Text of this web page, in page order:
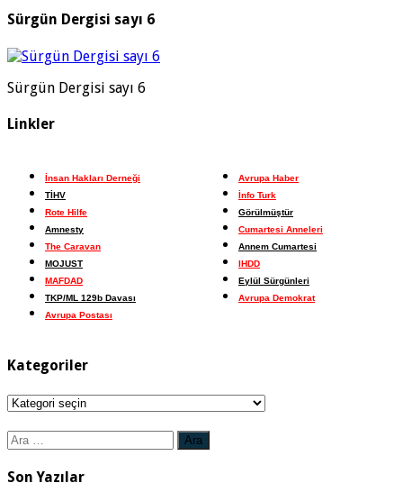
Sürgün Dergisi sayı 6
Sürgün Dergisi sayı 6
Linkler
İnsan Hakları Derneği
TİHV
Rote Hilfe
Amnesty
The Caravan
MOJUST
MAFDAD
TKP/ML 129b Davası
Avrupa Postası
Avrupa Haber
İnfo Turk
Görülmüştür
Cumartesi Anneleri
Annem Cumartesi
IHDD
Eylül Sürgünleri
Avrupa Demokrat
Kategoriler
Kategoriler
Arama:
Son Yazılar